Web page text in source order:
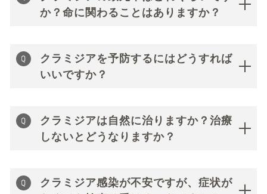
か？命に関わることはありますか？
クラミジアを予防するにはどうすれば
いいですか？
クラミジアは自然に治りますか？治療
しないとどうなりますか？
クラミジア感染が不安ですが、症状が